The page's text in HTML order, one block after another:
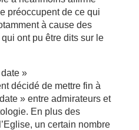
préoccupent de ce qui
à cause des
ont pu être dits sur le
»
décidé de mettre fin à
» entre admirateurs et
En plus des
un certain nombre